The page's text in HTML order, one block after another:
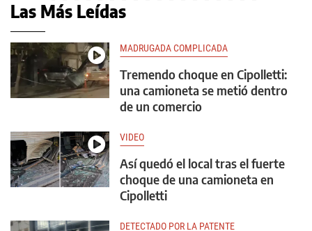
Las Más Leídas
MADRUGADA COMPLICADA
Tremendo choque en Cipolletti:
una camioneta se metió dentro
de un comercio
VIDEO
Así quedó el local tras el fuerte
choque de una camioneta en
Cipolletti
DETECTADO POR LA PATENTE